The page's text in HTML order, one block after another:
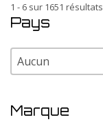
1 - 6 sur 1651 résultats
Pays
Pays
Pays
Marque